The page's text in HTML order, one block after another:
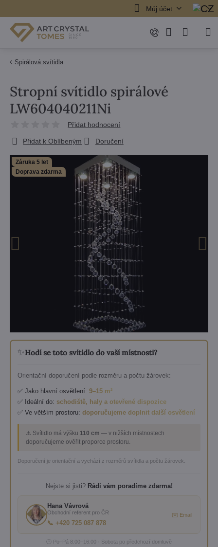
Můj účet
Spirálová svítidla
Záruka 5 let
Doprava zdarma
✨Hodí se toto svítidlo do vaší místnosti?
Orientační doporučení podle rozměru a počtu žárovek:
✅ Jako hlavní osvětlení: 9–15 m²
✅ Ideální do: schodiště, haly a otevřené dispozice
✅ Ve větším prostoru: doporučujeme doplnit další osvětlení
⚠️ Svítidlo má výšku 110 cm — v nižších místnostech
doporučujeme ověřit proporce prostoru.
Doporučení je orientační a vychází z rozměrů svítidla a počtu žárovek.
Nejste si jisti? Rádi vám poradíme zdarma!
Hana Vávrová
Obchodní referent pro ČR
📞 +420 725 087 878
✉️ Email
🕐 Po–Pá 8:00–16:00 · Sobota po předchozí domluvě
Stropní svítidlo spirálové
LW604040211Ni
Přidat hodnocení
Přidat k Oblíbeným Doručení